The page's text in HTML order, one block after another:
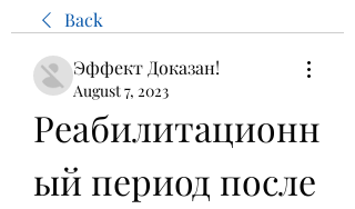
Back
Эффект Доказан!
August 7, 2023
Реабилитационн
ый период после